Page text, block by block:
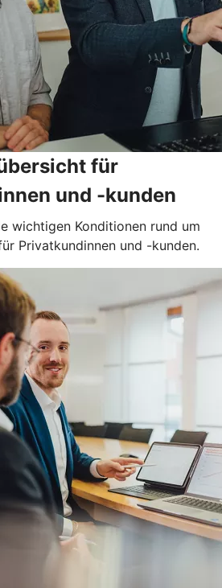
für
und -kunden
wichtigen Konditionen rund um
Privatkundinnen und -kunden.